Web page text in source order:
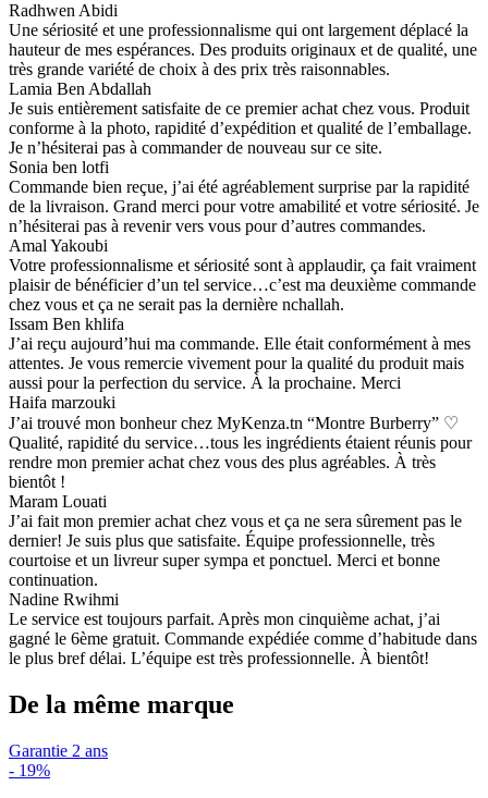
Radhwen Abidi
Une sériosité et une professionnalisme qui ont largement déplacé la
hauteur de mes espérances. Des produits originaux et de qualité, une
très grande variété de choix à des prix très raisonnables.
Lamia Ben Abdallah
Je suis entièrement satisfaite de ce premier achat chez vous. Produit
conforme à la photo, rapidité d’expédition et qualité de l’emballage.
Je n’hésiterai pas à commander de nouveau sur ce site.
Sonia ben lotfi
Commande bien reçue, j’ai été agréablement surprise par la rapidité
de la livraison. Grand merci pour votre amabilité et votre sériosité. Je
n’hésiterai pas à revenir vers vous pour d’autres commandes.
Amal Yakoubi
Votre professionnalisme et sériosité sont à applaudir, ça fait vraiment
plaisir de bénéficier d’un tel service…c’est ma deuxième commande
chez vous et ça ne serait pas la dernière nchallah.
Issam Ben khlifa
J’ai reçu aujourd’hui ma commande. Elle était conformément à mes
attentes. Je vous remercie vivement pour la qualité du produit mais
aussi pour la perfection du service. À la prochaine. Merci
Haifa marzouki
J’ai trouvé mon bonheur chez MyKenza.tn “Montre Burberry” ♡
Qualité, rapidité du service…tous les ingrédients étaient réunis pour
rendre mon premier achat chez vous des plus agréables. À très
bientôt !
Maram Louati
J’ai fait mon premier achat chez vous et ça ne sera sûrement pas le
dernier! Je suis plus que satisfaite. Équipe professionnelle, très
courtoise et un livreur super sympa et ponctuel. Merci et bonne
continuation.
Nadine Rwihmi
Le service est toujours parfait. Après mon cinquième achat, j’ai
gagné le 6ème gratuit. Commande expédiée comme d’habitude dans
le plus bref délai. L’équipe est très professionnelle. À bientôt!
De la même marque
Garantie 2 ans
- 19%